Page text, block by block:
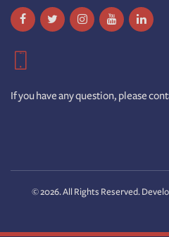
If you have any question, please
© 2026. All Rights Reserved.